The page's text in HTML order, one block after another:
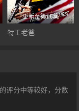
更新至第16集
特工老爸
评分中等较好，分数